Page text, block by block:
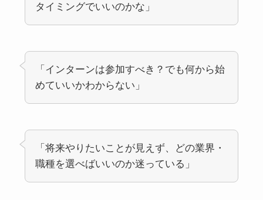
タイミングでいいのかな」
「インターンは参加すべき？でも何から始
めていいかわからない」
「将来やりたいことが見えず、どの業界・
職種を選べばいいのか迷っている」